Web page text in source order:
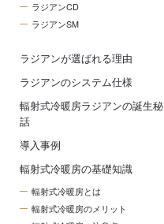
ラジアンCD
ラジアンSM
ラジアンが選ばれる理由
ラジアンのシステム仕様
輻射式冷暖房ラジアンの誕生秘
話
導入事例
輻射式冷暖房の基礎知識
輻射式冷暖房とは
輻射式冷暖房のメリット